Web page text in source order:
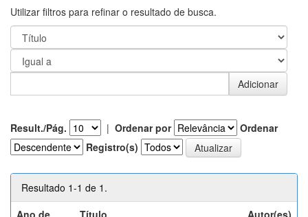
Utilizar filtros para refinar o resultado de busca.
Result./Pág. | Ordenar por
Ordenar
Registro(s)
Resultado 1-1 de 1.
Ano de
Título Autor(es)